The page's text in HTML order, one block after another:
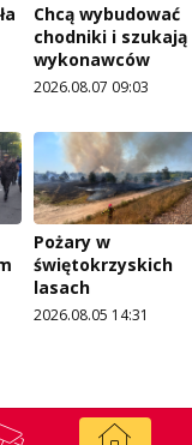
Chcą wybudować
chodniki i szukają
wykonawców
2026.08.07 09:03
Pożary w
świętokrzyskich
lasach
2026.08.05 14:31